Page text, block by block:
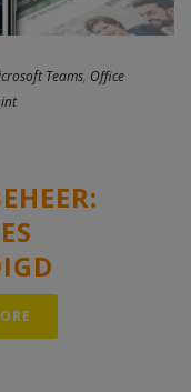
Teams, Office